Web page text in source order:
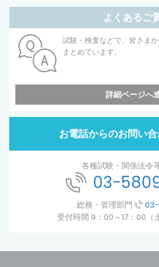
よくあるご
試験・検査などで、皆さま
まとめています。
詳細ページへ
お電話からのお問い
各種試験・関係法令
03-
総務・管理部門
受付時間 9：00～17：00（